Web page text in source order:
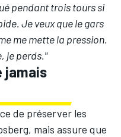
pendant trois tours si
Je veux que le gars
me mette la pression.
je perds."
jamais
de préserver les
mais assure que